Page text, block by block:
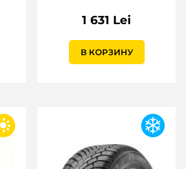
1 631 Lei
В КОРЗИНУ